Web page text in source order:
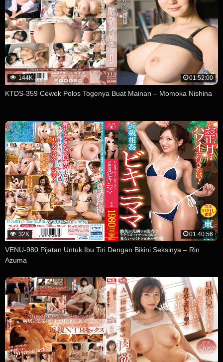
144K 01:52:00
KTDS-359 Cewek Polos Togenya Buat Mainan – Momoka Nishina
32K 01:40:56
VENU-980 Pijatan Untuk Ibu Tiri Dengan Bikini Seksinya – Rin
Azuma